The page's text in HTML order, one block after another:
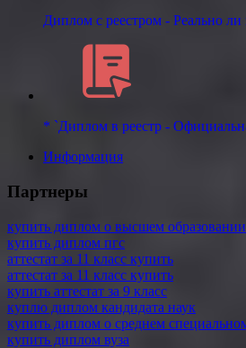
Диплом с реестром - Реально
* `Диплом в реестр -
Информация
Партнеры
купить диплом о высшем образовании
купить диплом пгс
аттестат за 11 класс купить
аттестат за 11 класс купить
купить аттестат за 9 класс
куплю диплом кандидата наук
купить диплом о среднем
купить диплом вуза